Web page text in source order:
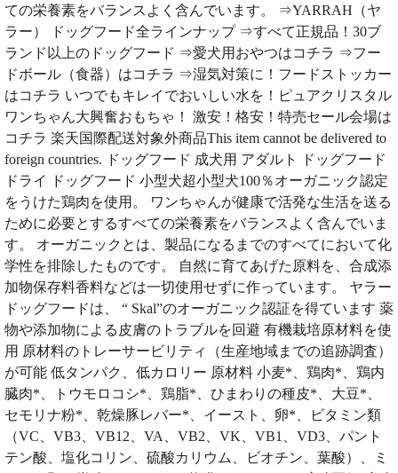
ての栄養素をバランスよく含んでいます。 ⇒YARRAH（ヤ
ラー） ドッグフード全ラインナップ ⇒すべて正規品！30ブ
ランド以上のドッグフード ⇒愛犬用おやつはコチラ ⇒フー
ドボール（食器）はコチラ ⇒湿気対策に！フードストッカー
はコチラ いつでもキレイでおいしい水を！ピュアクリスタル
ワンちゃん大興奮おもちゃ！ 激安！格安！特売セール会場は
コチラ 楽天国際配送対象外商品This item cannot be delivered to
foreign countries. ドッグフード 成犬用 アダルト ドッグフード
ドライ ドッグフード 小型犬超小型犬100％オーガニック認定
をうけた鶏肉を使用。 ワンちゃんが健康で活発な生活を送る
ために必要とするすべての栄養素をバランスよく含んでいま
す。 オーガニックとは、製品になるまでのすべてにおいて化
学性を排除したものです。 自然に育てあげた原料を、合成添
加物保存料香料などは一切使用せずに作っています。 ヤラー
ドッグフードは、 “ Skal”のオーガニック認証を得ています 薬
物や添加物による皮膚のトラブルを回避 有機栽培原材料を使
用 原材料のトレーサービリティ（生産地域までの追跡調査）
が可能 低タンパク、低カロリー 原材料 小麦*、鶏肉*、鶏内
臓肉*、トウモロコシ*、鶏脂*、ひまわりの種皮*、大豆*、
セモリナ粉*、乾燥豚レバー*、イースト、卵*、ビタミン類
（VC、VB3、VB12、VA、VB2、VK、VB1、VD3、パント
テン酸、塩化コリン、硫酸カリウム、ビオチン、葉酸）、ミ